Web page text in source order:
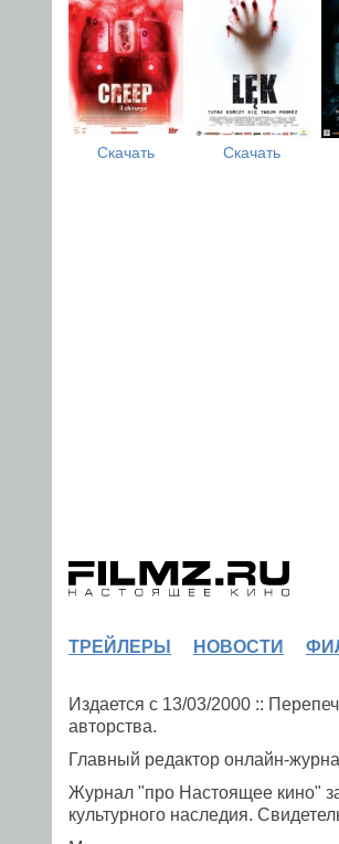
Скачать Скачать
ТРЕЙЛЕРЫ НОВОСТИ
Издается с 13/03/2000 ::
авторства.
Главный редактор онлайн-
Журнал "про Настоящее кино"
культурного наследия.